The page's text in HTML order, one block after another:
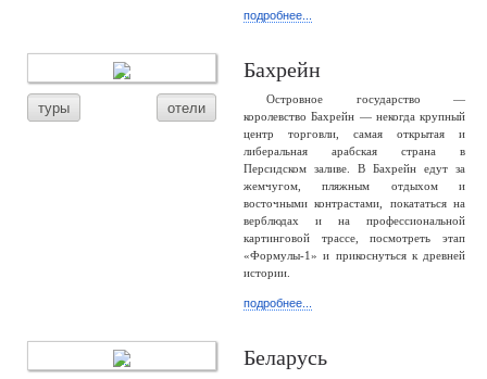
подробнее...
туры отели
Бахрейн
Островное государство —
королевство Бахрейн — некогда крупный
центр торговли, самая открытая и
либеральная арабская страна в
Персидском заливе. В Бахрейн едут за
жемчугом, пляжным отдыхом и
восточными контрастами, покататься на
верблюдах и на профессиональной
картинговой трассе, посмотреть этап
«Формулы-1» и прикоснуться к древней
истории.
подробнее...
Беларусь